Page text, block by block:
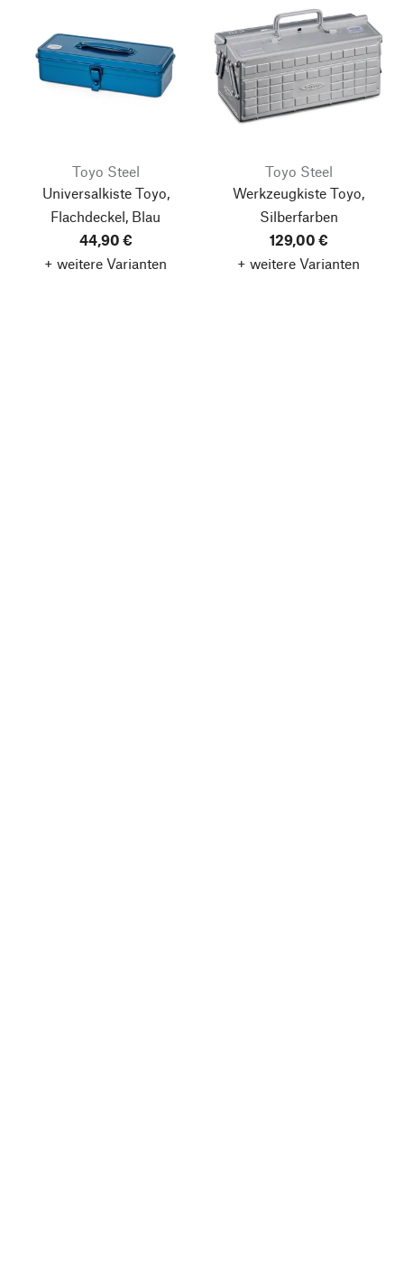
Toyo Steel
Universalkiste Toyo,
Flachdeckel, Blau
44,90 €
+ weitere Varianten
Toyo Steel
Werkzeugkiste Toyo,
Silberfarben
129,00 €
+ weitere Varianten